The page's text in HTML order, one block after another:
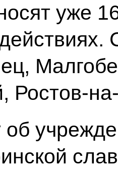
уже
Ростов-
об